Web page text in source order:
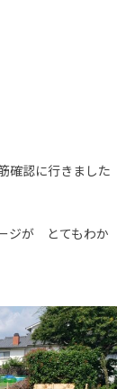
確認に行きました
ジが とてもわか